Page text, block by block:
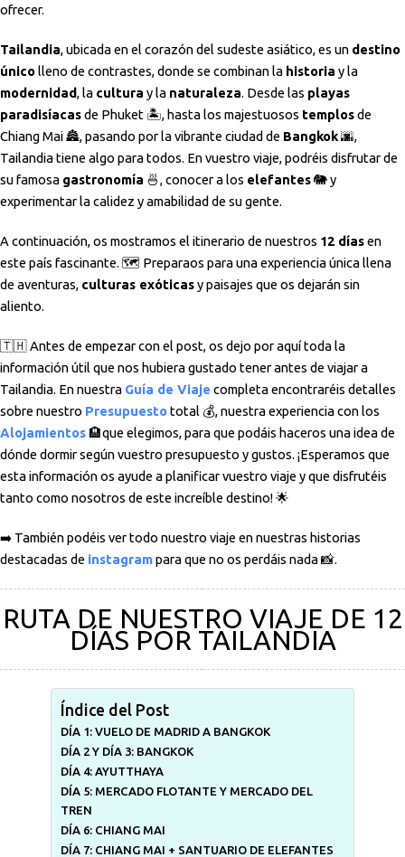
ofrecer.
Tailandia, ubicada en el corazón del sudeste asiático, es un destino
únicolleno de contrastes, donde se combinan la historia y la
modernidad, la cultura y la naturaleza. Desde las playas
paradisíacasde Phuket 🏝️, hasta los majestuosos templosde
Chiang Mai 🏯, pasando por la vibrante ciudad de Bangkok🌆,
Tailandia tiene algo para todos. En vuestro viaje, podréis disfrutar de
su famosa gastronomía 🍜, conocer a los elefantes🐘 y
experimentar la calidez y amabilidad de su gente.
A continuación, os mostramos el itinerario de nuestros 12 díasen
este país fascinante. 🗺️ Preparaos para una experiencia única llena
de aventuras, culturas exóticasy paisajes que os dejarán sin
aliento.
🇹🇭 Antes de empezar con el post, os dejo por aquí toda la
información útil que nos hubiera gustado tener antes de viajar a
Tailandia. En nuestra Guía de Viaje completa encontraréis detalles
sobre nuestro Presupuestototal 💰, nuestra experiencia con los
Alojamientos 🏨que elegimos, para que podáis haceros una idea de
dónde dormir según vuestro presupuesto y gustos. ¡Esperamos que
esta información os ayude a planificar vuestro viaje y que disfrutéis
tanto como nosotros de este increíble destino! 🌟
➡️ También podéis ver todo nuestro viaje en nuestras historias
destacadas de instagrampara que no os perdáis nada 📸.
RUTA DE NUESTRO VIAJE DE 12
DÍAS POR TAILANDIA
Índice del Post
DÍA 1: VUELO DE MADRID A BANGKOK
DÍA 2 Y DÍA 3: BANGKOK
DÍA 4: AYUTTHAYA
DÍA 5: MERCADO FLOTANTE Y MERCADO DEL
TREN
DÍA 6: CHIANG MAI
DÍA 7: CHIANG MAI + SANTUARIO DE ELEFANTES